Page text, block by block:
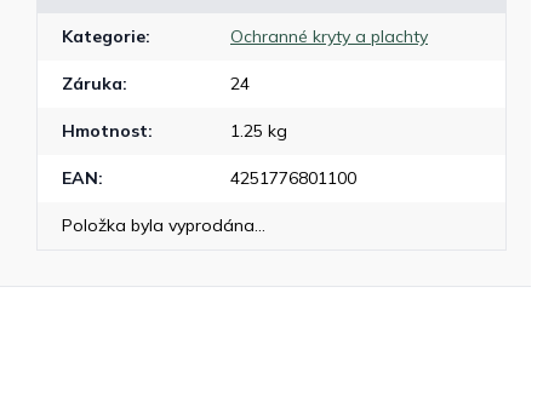
Kategorie: Ochranné kryty a plachty
Záruka: 24
Hmotnost: 1.25 kg
EAN: 4251776801100
Položka byla vyprodána…